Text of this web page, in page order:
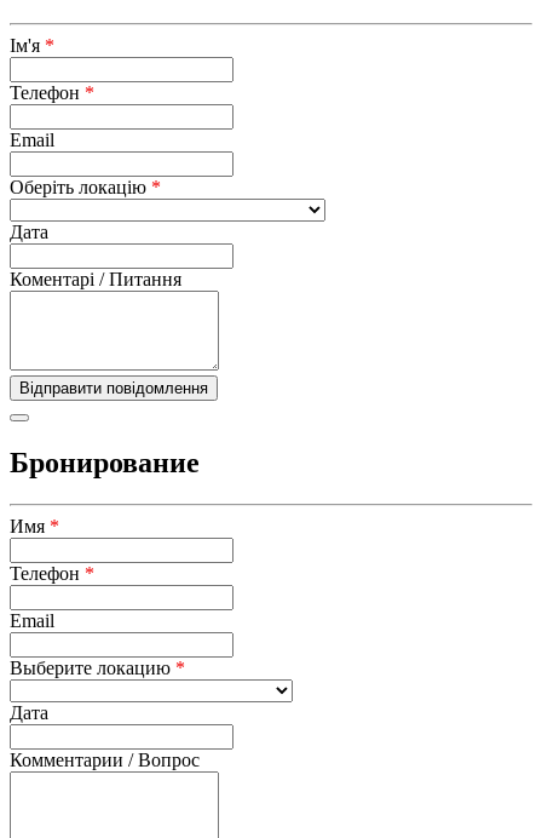
Ім'я *
Телефон *
Email
Оберіть локацію *
Дата
Коментарі / Питання
Бронирование
Имя *
Телефон *
Email
Выберите локацию *
Дата
Комментарии / Вопрос